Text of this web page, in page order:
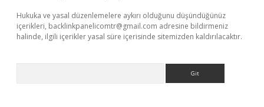
Hukuka ve yasal düzenlemelere aykırı olduğunu düşündüğünüz
içerikleri, backlinkpanelicomtr@gmail.com adresine bildirmeniz
halinde, ilgili içerikler yasal süre içerisinde sitemizden kaldırılacaktır.